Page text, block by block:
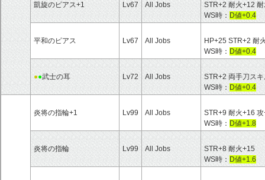
凱旋のピアス+1 Lv67 All Jobs
STR+2 耐火+12
WS時： D値+0.4
平和のピアス Lv67 All Jobs
HP+25 STR+2 耐
WS時： D値+0.4
●●武士の耳 Lv72 All Jobs
STR+2 両手刀ス
WS時： D値+0.4
炎将の指輪+1 Lv99 All Jobs
STR+9 耐火+16
WS時： D値+1.8
炎将の指輪 Lv99 All Jobs
STR+8 耐火+15
WS時： D値+1.6